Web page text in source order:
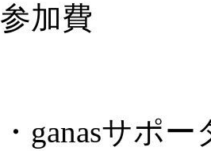
参加費
・ganasサポ